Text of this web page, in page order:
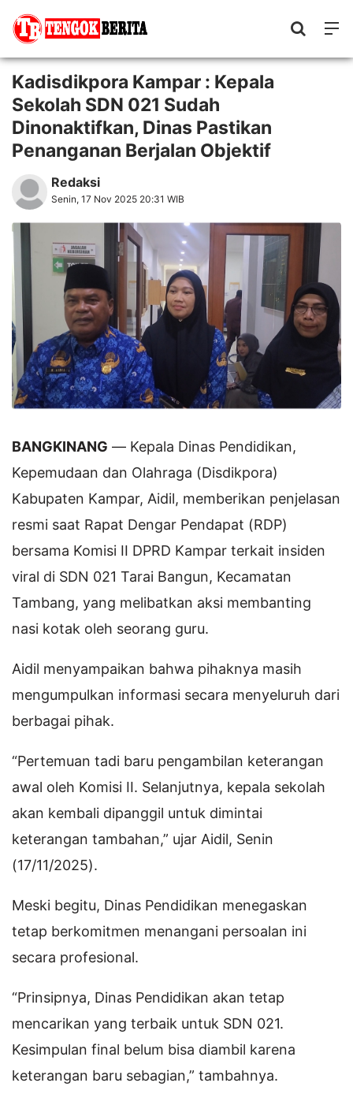
Kadisdikpora Kampar : Kepala
Sekolah SDN 021 Sudah
Dinonaktifkan, Dinas Pastikan
Penanganan Berjalan Objektif
Redaksi
Senin, 17 Nov 2025 20:31 WIB
BANGKINANG — Kepala Dinas Pendidikan,
Kepemudaan dan Olahraga (Disdikpora)
Kabupaten Kampar, Aidil, memberikan penjelasan
resmi saat Rapat Dengar Pendapat (RDP)
bersama Komisi II DPRD Kampar terkait insiden
viral di SDN 021 Tarai Bangun, Kecamatan
Tambang, yang melibatkan aksi membanting
nasi kotak oleh seorang guru.
Aidil menyampaikan bahwa pihaknya masih
mengumpulkan informasi secara menyeluruh dari
berbagai pihak.
“Pertemuan tadi baru pengambilan keterangan
awal oleh Komisi II. Selanjutnya, kepala sekolah
akan kembali dipanggil untuk dimintai
keterangan tambahan,” ujar Aidil, Senin
(17/11/2025).
Meski begitu, Dinas Pendidikan menegaskan
tetap berkomitmen menangani persoalan ini
secara profesional.
“Prinsipnya, Dinas Pendidikan akan tetap
mencarikan yang terbaik untuk SDN 021.
Kesimpulan final belum bisa diambil karena
keterangan baru sebagian,” tambahnya.